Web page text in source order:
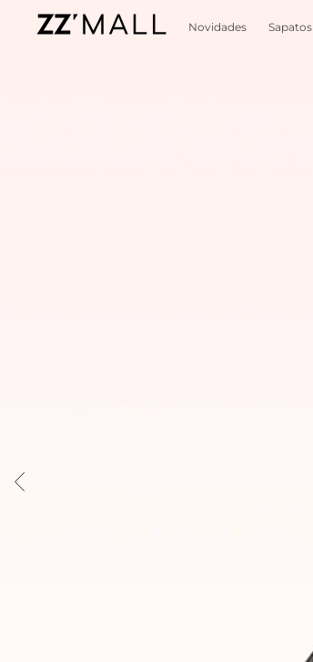
Novidades Sapatos